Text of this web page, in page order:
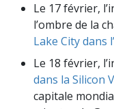
Le 17 février,
l’ombre de la
Lake City dans
Le 18 février,
dans la Silicon
capitale